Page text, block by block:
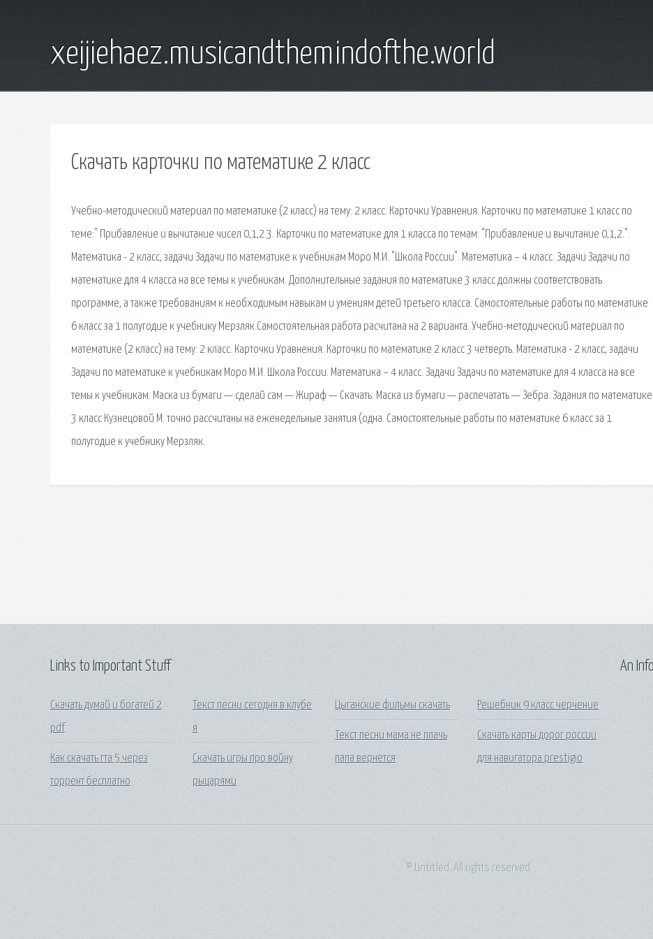
xeijiehaez.musicandthemindofthe.world
Скачать карточки по математике 2 класс
Учебно-методический материал по математике (2 класс) на тему: 2 класс. Карточки Уравнения. Карточки по математике 1 класс по
теме:" Прибавление и вычитание чисел 0,1,2.3. Карточки по математике для 1 класса по темам: "Прибавление и вычитание 0,1,2.".
Математика - 2 класс, задачи Задачи по математике к учебникам Моро М.И. "Школа России". Математика – 4 класс. Задачи Задачи по
математике для 4 класса на все темы к учебникам. Дополнительные задания по математике 3 класс должны соответствовать
программе, а также требованиям к необходимым навыкам и умениям детей третьего класса. Самостоятельные работы по математике
6 класс за 1 полугодие к учебнику Мерзляк.Самостоятельная работа расчитана на 2 варианта. Учебно-методический материал по
математике (2 класс) на тему: 2 класс. Карточки Уравнения. Карточки по математике 2 класс 3 четверть. Математика - 2 класс, задачи
Задачи по математике к учебникам Моро М.И. Школа России. Математика – 4 класс. Задачи Задачи по математике для 4 класса на все
темы к учебникам. Маска из бумаги — сделай сам — Жираф — Скачать: Маска из бумаги — распечатать — Зебра. Задания по математике
3 класс Кузнецовой М. точно рассчитаны на еженедельные занятия (одна. Самостоятельные работы по математике 6 класс за 1
полугодие к учебнику Мерзляк.
Links to Important Stuff
Скачать думай и богатей 2
pdf
Как скачать гта 5 через
торрент бесплатно
Текст песни сегодня в клубе
я
Скачать игры про войну
рыцарями
Цыганские фильмы скачать
Текст песни мама не плачь
папа вернется
Решебник 9 класс черчение
Скачать карты дорог россии
для навигатора prestigio
An
© Untitled. All rights reserved.